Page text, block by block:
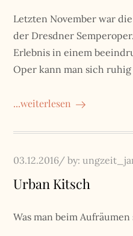
Letzten November war
der Dresdner
Erlebnis in einem
Oper kann man sich
...weiterlesen
Posted
03.12.2016 by:
Urban Kitsch
Was man beim